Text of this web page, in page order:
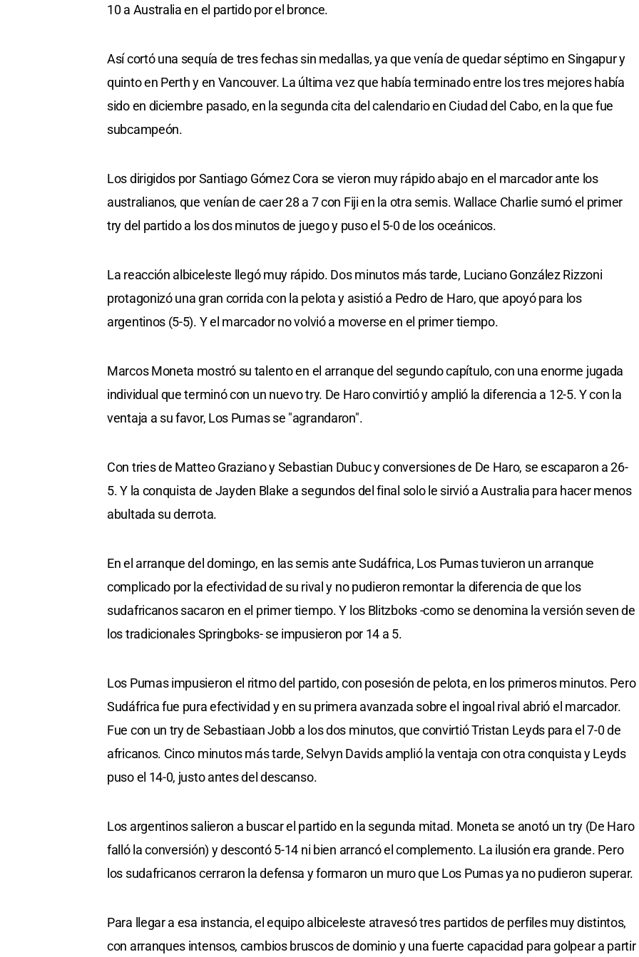
10 a Australia en el partido por el bronce.
Así cortó una sequía de tres fechas sin medallas, ya que venía de quedar séptimo en Singapur y
quinto en Perth y en Vancouver. La última vez que había terminado entre los tres mejores había
sido en diciembre pasado, en la segunda cita del calendario en Ciudad del Cabo, en la que fue
subcampeón.
Los dirigidos por Santiago Gómez Cora se vieron muy rápido abajo en el marcador ante los
australianos, que venían de caer 28 a 7 con Fiji en la otra semis. Wallace Charlie sumó el primer
try del partido a los dos minutos de juego y puso el 5-0 de los oceánicos.
La reacción albiceleste llegó muy rápido. Dos minutos más tarde, Luciano González Rizzoni
protagonizó una gran corrida con la pelota y asistió a Pedro de Haro, que apoyó para los
argentinos (5-5). Y el marcador no volvió a moverse en el primer tiempo.
Marcos Moneta mostró su talento en el arranque del segundo capítulo, con una enorme jugada
individual que terminó con un nuevo try. De Haro convirtió y amplió la diferencia a 12-5. Y con la
ventaja a su favor, Los Pumas se "agrandaron".
Con tries de Matteo Graziano y Sebastian Dubuc y conversiones de De Haro, se escaparon a 26-
5. Y la conquista de Jayden Blake a segundos del final solo le sirvió a Australia para hacer menos
abultada su derrota.
En el arranque del domingo, en las semis ante Sudáfrica, Los Pumas tuvieron un arranque
complicado por la efectividad de su rival y no pudieron remontar la diferencia de que los
sudafricanos sacaron en el primer tiempo. Y los Blitzboks -como se denomina la versión seven de
los tradicionales Springboks- se impusieron por 14 a 5.
Los Pumas impusieron el ritmo del partido, con posesión de pelota, en los primeros minutos. Pero
Sudáfrica fue pura efectividad y en su primera avanzada sobre el ingoal rival abrió el marcador.
Fue con un try de Sebastiaan Jobb a los dos minutos, que convirtió Tristan Leyds para el 7-0 de
africanos. Cinco minutos más tarde, Selvyn Davids amplió la ventaja con otra conquista y Leyds
puso el 14-0, justo antes del descanso.
Los argentinos salieron a buscar el partido en la segunda mitad. Moneta se anotó un try (De Haro
falló la conversión) y descontó 5-14 ni bien arrancó el complemento. La ilusión era grande. Pero
los sudafricanos cerraron la defensa y formaron un muro que Los Pumas ya no pudieron superar.
Para llegar a esa instancia, el equipo albiceleste atravesó tres partidos de perfiles muy distintos,
con arranques intensos, cambios bruscos de dominio y una fuerte capacidad para golpear a partir